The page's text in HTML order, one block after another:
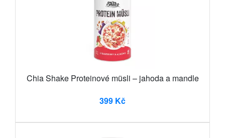
Chia Shake Proteinové müsli – jahoda a mandle
399 Kč